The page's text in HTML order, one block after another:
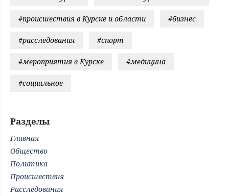
#происшествия в Курске и области #бизнес
#расследования #спорт
#мероприятия в Курске #медицина
#социальное
Разделы
Главная
Общество
Политика
Происшествия
Расследования